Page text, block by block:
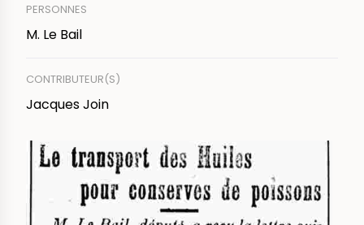
PERSONNES
M. Le Bail
CONTRIBUTEUR(S)
Jacques Join
IMAGE